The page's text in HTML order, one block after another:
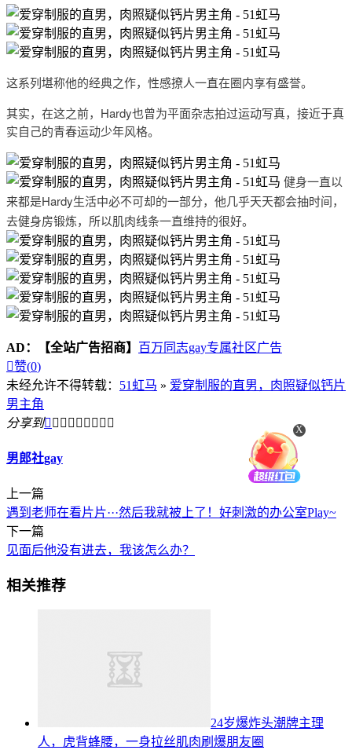
这系列堪称他的经典之作，性感撩人一直在圈内享有盛誉。
其实，在这之前，Hardy也曾为平面杂志拍过运动写真，接近于真
实自己的青春运动少年风格。
健身一直以
来都是Hardy生活中必不可却的一部分，他几乎天天都会抽时间，
去健身房锻炼，所以肌肉线条一直维持的很好。
AD： 【全站广告招商】 百万同志gay专属社区广告
赞(0)
未经允许不得转载： 51虹马 » 爱穿制服的直男，肉照疑似钙片
男主角
分享到        
男郎社gay
上一篇
遇到老师在看片片···然后我就被上了！好刺激的办公室Play~
下一篇
见面后他没有进去，我该怎么办？
相关推荐
24岁爆炸头潮牌主理
人，虎背蜂腰，一身拉丝肌肉刷爆朋友圈
X